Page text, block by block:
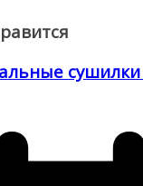
сушилки